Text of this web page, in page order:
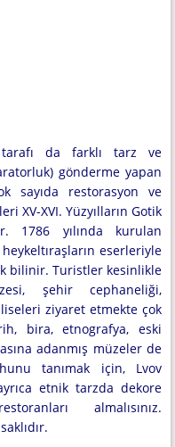
tarafı da farklı tarz ve
gönderme yapan
sayıda restorasyon ve
XV-XVI. Yüzyılların Gotik
1786 yılında kurulan
eserleriyle
bilinir. Turistler kesinlikle
şehir cephaneliği,
ziyaret etmekte çok
bira, etnografya, eski
adanmış müzeler de
tanımak için, Lvov
etnik tarzda dekore
almalısınız.